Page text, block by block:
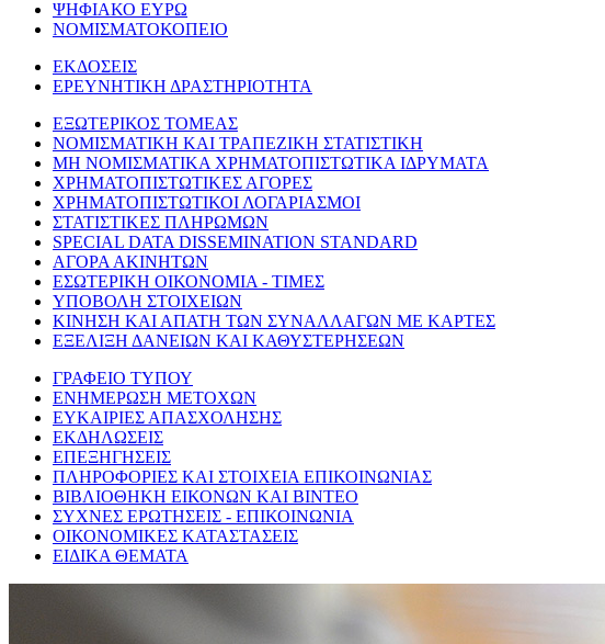
ΨΗΦΙΑΚΟ ΕΥΡΩ
ΝΟΜΙΣΜΑΤΟΚΟΠΕΙΟ
ΕΚΔΟΣΕΙΣ
ΕΡΕΥΝΗΤΙΚΗ ΔΡΑΣΤΗΡΙΟΤΗΤΑ
ΕΞΩΤΕΡΙΚΟΣ ΤΟΜΕΑΣ
ΝΟΜΙΣΜΑΤΙΚΗ ΚΑΙ ΤΡΑΠΕΖΙΚΗ ΣΤΑΤΙΣΤΙΚΗ
ΜΗ ΝΟΜΙΣΜΑΤΙΚΑ ΧΡΗΜΑΤΟΠΙΣΤΩΤΙΚΑ ΙΔΡΥΜΑΤΑ
ΧΡΗΜΑΤΟΠΙΣΤΩΤΙΚΕΣ ΑΓΟΡΕΣ
ΧΡΗΜΑΤΟΠΙΣΤΩΤΙΚΟΙ ΛΟΓΑΡΙΑΣΜΟΙ
ΣΤΑΤΙΣΤΙΚΕΣ ΠΛΗΡΩΜΩΝ
SPECIAL DATA DISSEMINATION STANDARD
ΑΓΟΡΑ ΑΚΙΝΗΤΩΝ
ΕΣΩΤΕΡΙΚΗ ΟΙΚΟΝΟΜΙΑ - ΤΙΜΕΣ
ΥΠΟΒΟΛΗ ΣΤΟΙΧΕΙΩΝ
ΚΙΝΗΣΗ ΚΑΙ ΑΠΑΤΗ ΤΩΝ ΣΥΝΑΛΛΑΓΩΝ ΜΕ ΚΑΡΤΕΣ
ΕΞΕΛΙΞΗ ΔΑΝΕΙΩΝ ΚΑΙ ΚΑΘΥΣΤΕΡΗΣΕΩΝ
ΓΡΑΦΕΙΟ ΤΥΠΟΥ
ΕΝΗΜΕΡΩΣΗ ΜΕΤΟΧΩΝ
ΕΥΚΑΙΡΙΕΣ ΑΠΑΣΧΟΛΗΣΗΣ
ΕΚΔΗΛΩΣΕΙΣ
ΕΠΕΞΗΓΗΣΕΙΣ
ΠΛΗΡΟΦΟΡΙΕΣ ΚΑΙ ΣΤΟΙΧΕΙΑ ΕΠΙΚΟΙΝΩΝΙΑΣ
ΒΙΒΛΙΟΘΗΚΗ ΕΙΚΟΝΩΝ ΚΑΙ ΒΙΝΤΕΟ
ΣΥΧΝΕΣ ΕΡΩΤΗΣΕΙΣ - ΕΠΙΚΟΙΝΩΝΙΑ
ΟΙΚΟΝΟΜΙΚΕΣ ΚΑΤΑΣΤΑΣΕΙΣ
ΕΙΔΙΚΑ ΘΕΜΑΤΑ